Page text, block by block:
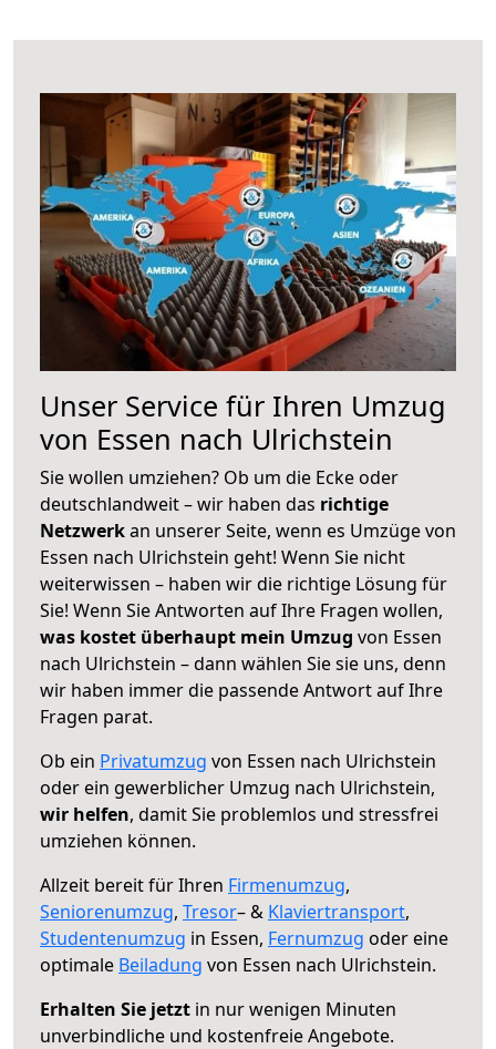
Unser Service für Ihren Umzug
von Essen nach Ulrichstein
Sie wollen umziehen? Ob um die Ecke oder
deutschlandweit – wir haben das richtige
Netzwerkan unserer Seite, wenn es Umzüge von
Essen nach Ulrichstein geht! Wenn Sie nicht
weiterwissen – haben wir die richtige Lösung für
Sie! Wenn Sie Antworten auf Ihre Fragen wollen,
was kostet überhaupt mein Umzug von Essen
nach Ulrichstein – dann wählen Sie sie uns, denn
wir haben immer die passende Antwort auf Ihre
Fragen parat.
Ob ein Privatumzug von Essen nach Ulrichstein
oder ein gewerblicher Umzug nach Ulrichstein,
wir helfen, damit Sie problemlos und stressfrei
umziehen können.
Allzeit bereit für Ihren Firmenumzug,
Seniorenumzug, Tresor– & Klaviertransport,
Studentenumzug in Essen, Fernumzug oder eine
optimale Beiladung von Essen nach Ulrichstein.
Erhalten Sie jetzt in nur wenigen Minuten
unverbindliche und kostenfreie Angebote.